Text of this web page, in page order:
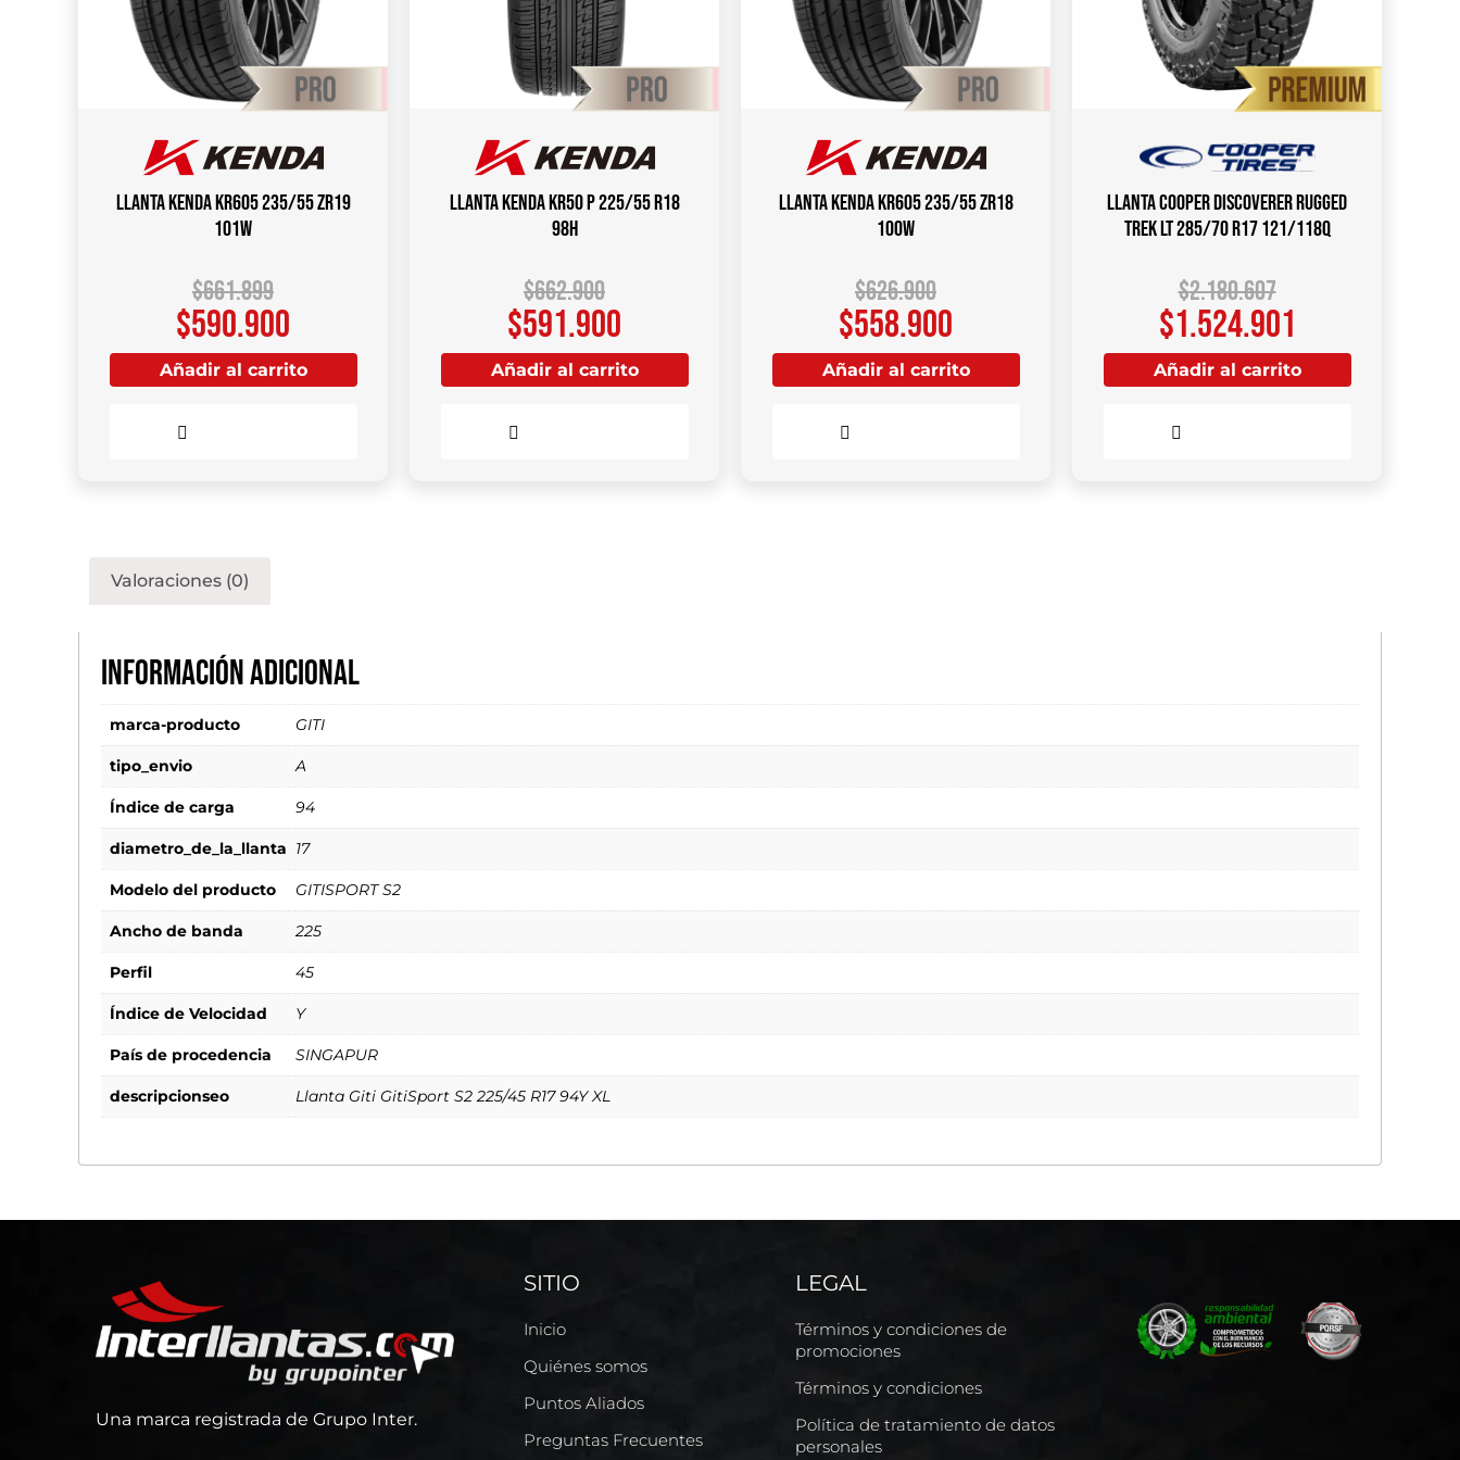
Llanta KENDA KR605 235/55 ZR19
101W
$661.899
$590.900
Añadir al carrito
Llanta KENDA KR50 P 225/55 R18
98H
$662.900
$591.900
Añadir al carrito
Llanta KENDA KR605 235/55 ZR18
100W
$626.900
$558.900
Añadir al carrito
Llanta COOPER DISCOVERER RUGGED
TREK LT 285/70 R17 121/118Q
$2.180.607
$1.524.901
Añadir al carrito
Valoraciones (0)
Información adicional
marca-producto GITI
tipo_envio A
Índice de carga 94
diametro_de_la_llanta 17
Modelo del producto GITISPORT S2
Ancho de banda 225
Perfil 45
Índice de Velocidad Y
País de procedencia SINGAPUR
descripcionseo Llanta Giti GitiSport S2 225/45 R17 94Y XL
Una marca registrada de Grupo Inter.
SITIO
Inicio
Quiénes somos
Puntos Aliados
Preguntas Frecuentes
LEGAL
Términos y condiciones de
promociones
Términos y condiciones
Política de tratamiento de datos
personales